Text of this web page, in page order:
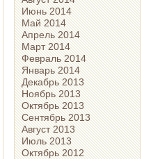
Июнь 2014
Май 2014
Апрель 2014
Март 2014
Февраль 2014
Январь 2014
Декабрь 2013
Ноябрь 2013
Октябрь 2013
Сентябрь 2013
Август 2013
Июль 2013
Октябрь 2012